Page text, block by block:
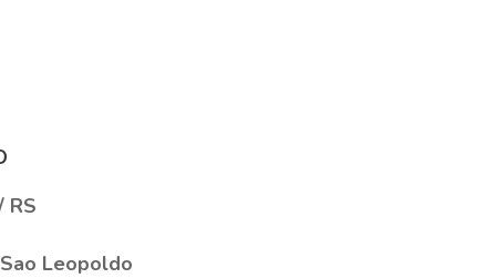
RS
Leopoldo